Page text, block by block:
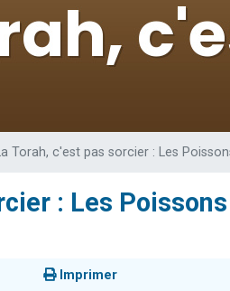
Il reste 49 places pour étudier en groupe sur
de donner son Maasser
Torah, c'est pas sorcier : Les
: Les
Imprimer